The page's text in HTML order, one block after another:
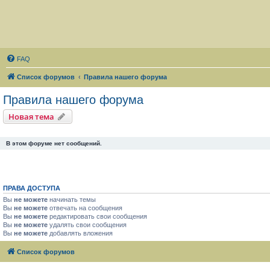
FAQ
Список форумов Правила нашего форума
Правила нашего форума
Новая тема
В этом форуме нет сообщений.
ПРАВА ДОСТУПА
Вы не можете начинать темы
Вы не можете отвечать на сообщения
Вы не можете редактировать свои сообщения
Вы не можете удалять свои сообщения
Вы не можете добавлять вложения
Список форумов